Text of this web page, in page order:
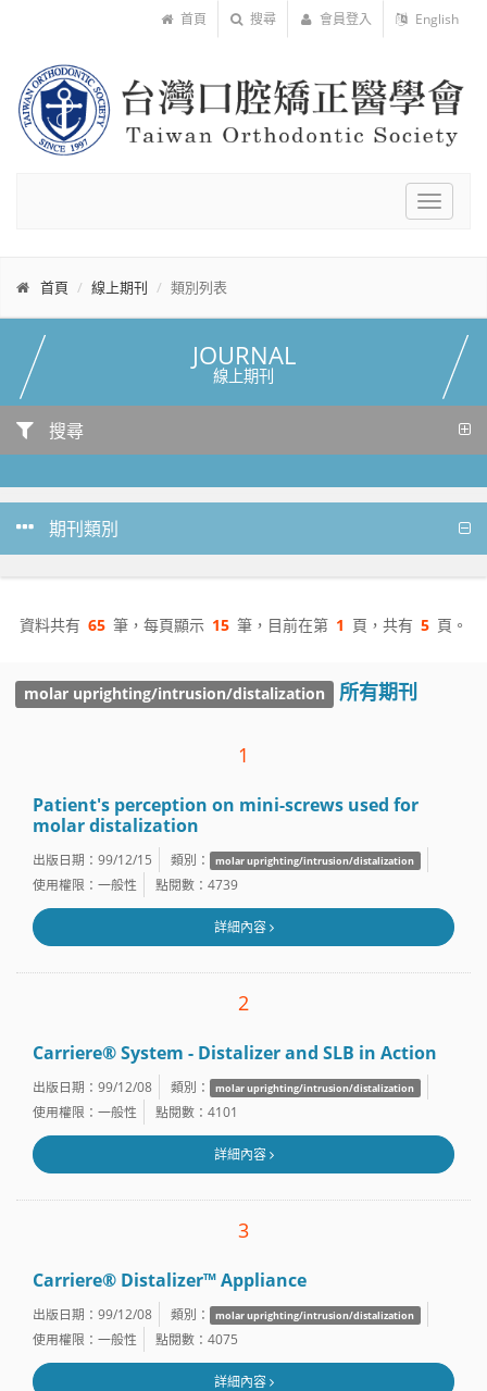
首頁 搜尋 會員登入 English
Toggle
首頁 線上期刊 類別列表
JOURNAL
線上期刊
搜尋
期刊類別
資料共有 65 筆，每頁顯示 15 筆，目前在第 1 頁，共有 5 頁。
molar uprighting/intrusion/distalization 所有期刊
1
Patient's perception on mini-screws used for
molar distalization
出版日期：99/12/15 類別： molar uprighting/intrusion/distalization
使用權限：一般性 點閱數：4739
詳細內容
2
Carriere® System - Distalizer and SLB in Action
出版日期：99/12/08 類別： molar uprighting/intrusion/distalization
使用權限：一般性 點閱數：4101
詳細內容
3
Carriere® Distalizer™ Appliance
出版日期：99/12/08 類別： molar uprighting/intrusion/distalization
使用權限：一般性 點閱數：4075
詳細內容